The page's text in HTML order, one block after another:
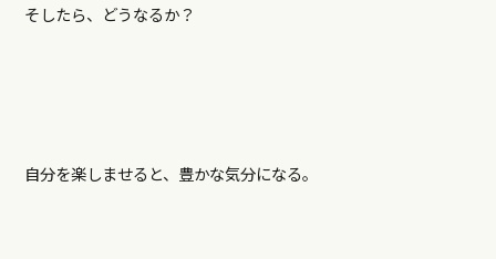
そしたら、どうなるか？
自分を楽しませると、豊かな気分になる。